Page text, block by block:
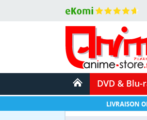
DVD & Blu-
LIVRAISON